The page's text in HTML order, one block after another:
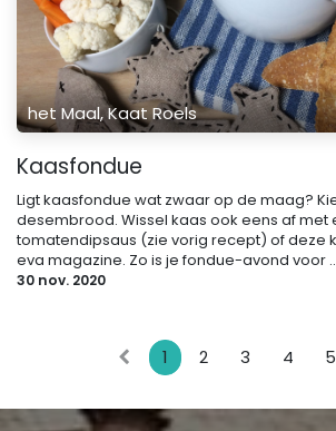
het Maal, Kaat Roels
Kaasfondue
Ligt kaasfondue wat zwaar op de maag?
desembrood. Wissel kaas ook eens af met
tomatendipsaus (zie vorig recept) of deze
eva magazine. Zo is je fondue-avond voor
30 nov. 2020
1 2 3 4 5